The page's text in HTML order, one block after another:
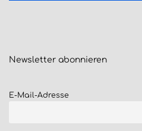
Newsletter abonnieren
E-Mail-Adresse